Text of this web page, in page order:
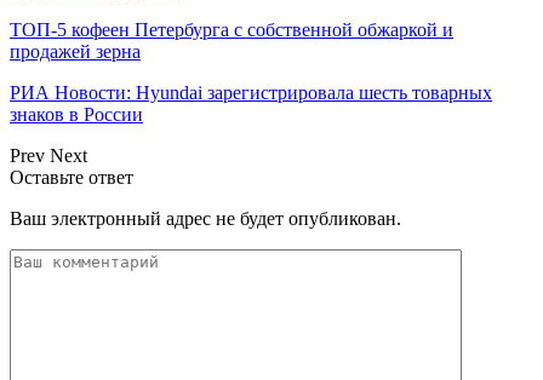
ТОП-5 кофеен Петербурга с собственной обжаркой и
продажей зерна
РИА Новости: Hyundai зарегистрировала шесть товарных
знаков в России
Prev Next
Оставьте ответ
Ваш электронный адрес не будет опубликован.